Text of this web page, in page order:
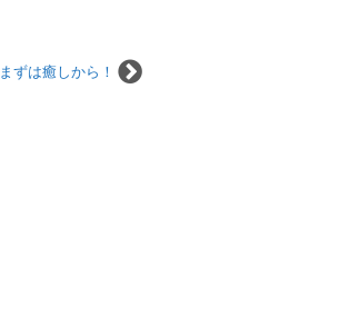
まずは癒しから！